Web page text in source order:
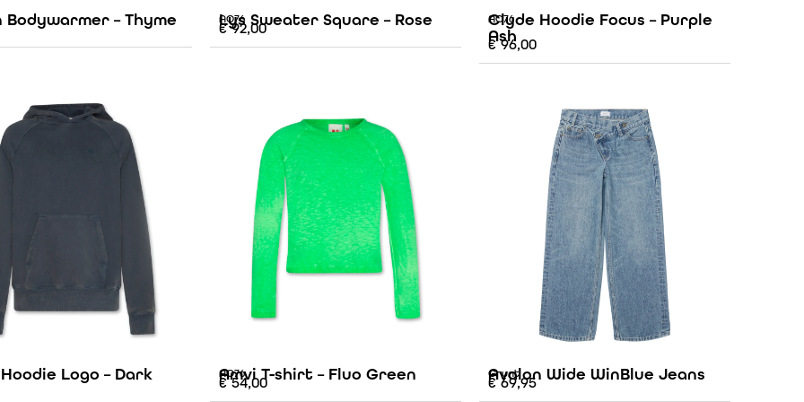
Bodywarmer – Thyme AO76
Lys Sweater Square – Rose
€92,00 AO76
Clyde Hoodie Focus – Purple
Ash
€96,00
Logo – Dark
AO76
Amvi T-shirt – Fluo Green
€54,00 Grunt
Avalon Wide WinBlue Jeans
€69,95